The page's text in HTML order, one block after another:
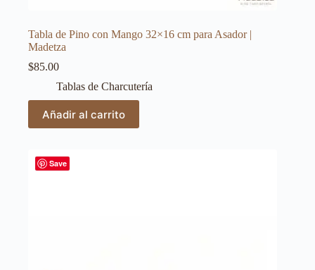
Tabla de Pino con Mango 32×16 cm para Asador |
Madetza
$85.00
Tablas de Charcutería
Añadir al carrito
Save